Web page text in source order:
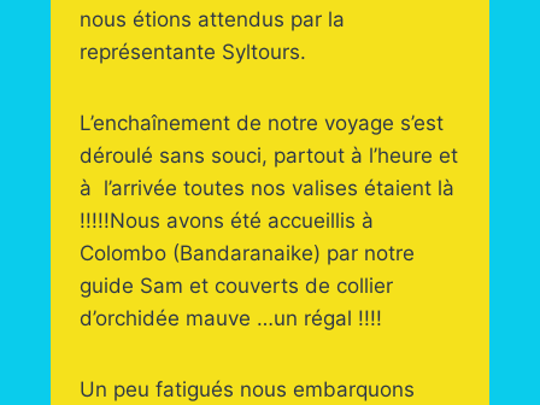
nous étions attendus par la
représentante Syltours.
L’enchaînement de notre voyage s’est
déroulé sans souci, partout à l’heure et
à l’arrivée toutes nos valises étaient là
!!!!!Nous avons été accueillis à
Colombo (Bandaranaike) par notre
guide Sam et couverts de collier
d’orchidée mauve …un régal !!!!
Un peu fatigués nous embarquons